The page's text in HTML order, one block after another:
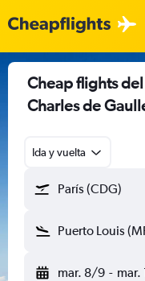
Cheap flights
Charles de
Ida y vuelta
París (CDG)
Puerto Louis
mar. 8/9 -